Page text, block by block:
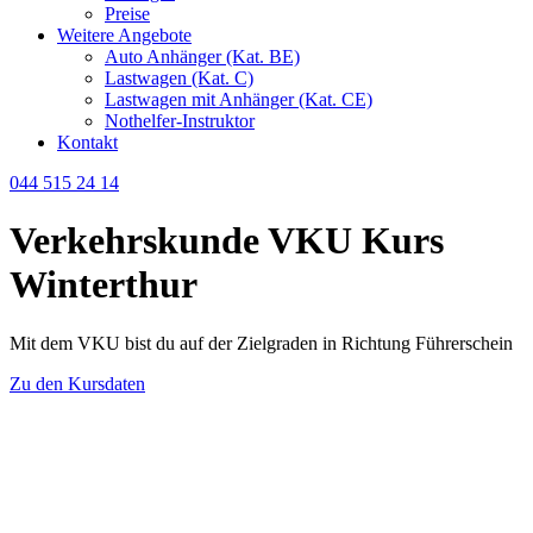
Preise
Weitere Angebote
Auto Anhänger (Kat. BE)
Lastwagen (Kat. C)
Lastwagen mit Anhänger (Kat. CE)
Nothelfer-Instruktor
Kontakt
044 515 24 14
Verkehrskunde VKU Kurs
Winterthur
Mit dem VKU bist du auf der Zielgraden in Richtung Führerschein
Zu den Kursdaten